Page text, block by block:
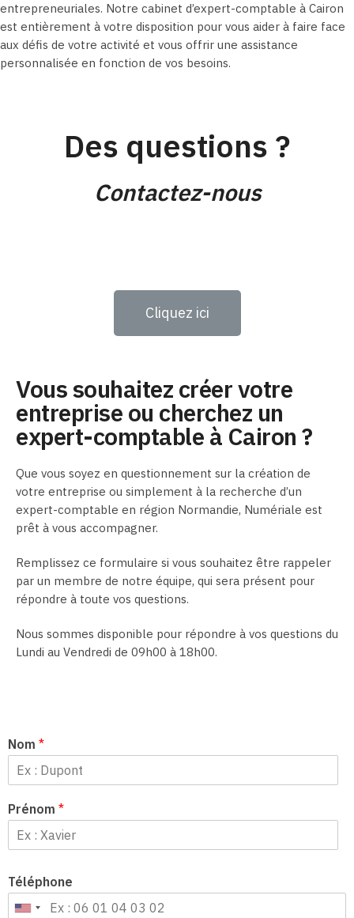
entrepreneuriales. Notre cabinet d’expert-comptable à Cairon
est entièrement à votre disposition pour vous aider à faire face
aux défis de votre activité et vous offrir une assistance
personnalisée en fonction de vos besoins.
Des questions ?
Contactez-nous
Cliquez ici
Vous souhaitez créer votre
entreprise ou cherchez un
expert-comptable à Cairon ?
Que vous soyez en questionnement sur la création de
votre entreprise ou simplement à la recherche d’un
expert-comptable en région Normandie, Numériale est
prêt à vous accompagner.
Remplissez ce formulaire si vous souhaitez être rappeler
par un membre de notre équipe, qui sera présent pour
répondre à toute vos questions.
Nous sommes disponible pour répondre à vos questions du
Lundi au Vendredi de 09h00 à 18h00.
Nom *
Prénom *
Téléphone